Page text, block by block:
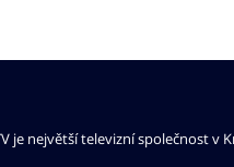
je největší televizní společnost v